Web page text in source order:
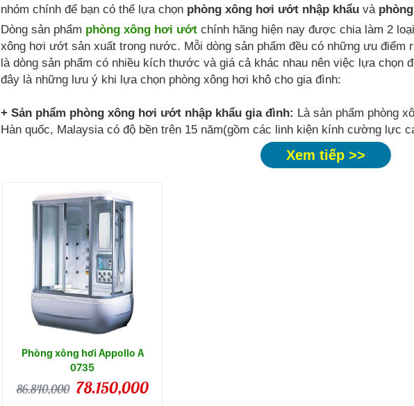
nhóm chính để bạn có thể lựa chọn phòng xông hơi ướt nhập khẩu và
Dòng sản phẩm phòng xông hơi ướt chính hãng hiện nay được chia làm 2
xông hơi ướt sản xuất trong nước. Mỗi dòng sản phẩm đều có những ưu
là dòng sản phẩm có nhiều kích thước và giá cả khác nhau nên việc lựa chọn
đây là những lưu ý khi lựa chọn phòng xông hơi khô cho gia đình:
+ Sản phẩm phòng xông hơi ướt nhập khẩu gia đình: Là sản phẩm phòng
Hàn quốc, Malaysia có độ bền trên 15 năm(gồm các linh kiện kính cường lực
Xem tiếp >>
Phòng xông hơi Appollo A
0735
86.840,000 78.150,000